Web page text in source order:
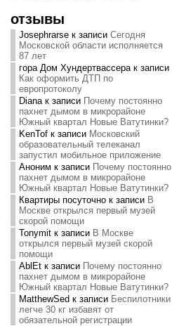
отзывы
Josephrarseк записи Сегодня
Московской области исполняется
87 лет
гора Дом Хундертвассерак записи
Как оформить ДТП по
европротоколу
Dianaк записи Почему постоянно
пахнет дымом в микрорайоне
Южный квартал Новые Ватутинки?
KenTofк записи Московский
образовательный телеканал
запустил мобильное приложение
Аноним к записи Почему постоянно
пахнет дымом в микрорайоне
Южный квартал Новые Ватутинки?
Квартиры посуточнок записи В
Москве открылся первый музей
скорой помощи
Tonymitк записи В Москве
открылся первый музей скорой
помощи
AblEtк записи Почему постоянно
пахнет дымом в микрорайоне
Южный квартал Новые Ватутинки?
MatthewSed к записи Беспилотники
легче 30 кг избавят от
обязательной регистрации